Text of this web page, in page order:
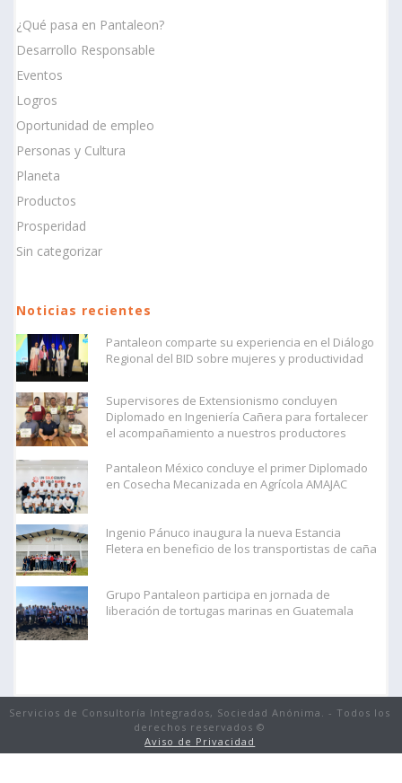
¿Qué pasa en Pantaleon?
Desarrollo Responsable
Eventos
Logros
Oportunidad de empleo
Personas y Cultura
Planeta
Productos
Prosperidad
Sin categorizar
Noticias recientes
Pantaleon comparte su experiencia en el Diálogo
Regional del BID sobre mujeres y productividad
Supervisores de Extensionismo concluyen
Diplomado en Ingeniería Cañera para fortalecer
el acompañamiento a nuestros productores
Pantaleon México concluye el primer Diplomado
en Cosecha Mecanizada en Agrícola AMAJAC
Ingenio Pánuco inaugura la nueva Estancia
Fletera en beneficio de los transportistas de caña
Grupo Pantaleon participa en jornada de
liberación de tortugas marinas en Guatemala
Servicios de Consultoría Integrados, Sociedad Anónima. - Todos los
derechos reservados ©
Aviso de Privacidad